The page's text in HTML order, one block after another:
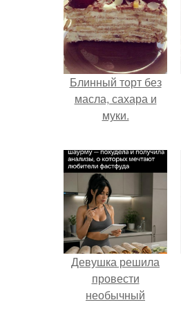
Блинный торт без
масла, сахара и
муки.
Девушка решила
провести
необычный